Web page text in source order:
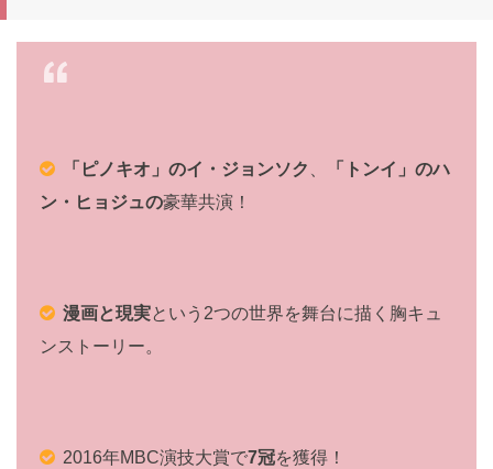
「ピノキオ」のイ・ジョンソク 、
「トンイ」のハ
ン・ヒョジュの豪華共演！
漫画と現実という2つの世界を舞台に描く胸キュ
ンストーリー。
2016年MBC演技大賞で7冠を獲得！